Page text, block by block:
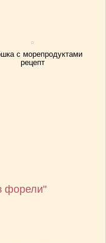
с морепродуктами
рецепт
форели"